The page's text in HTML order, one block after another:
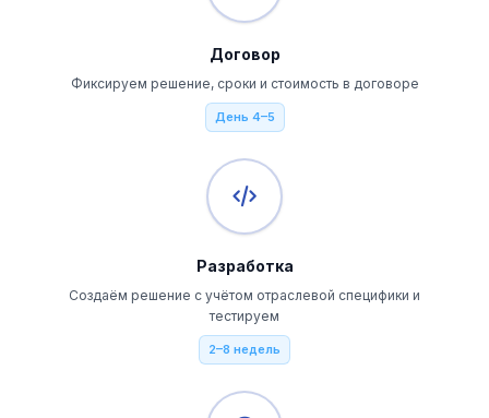
Договор
Фиксируем решение, сроки и стоимость в договоре
День 4–5
Разработка
Создаём решение с учётом отраслевой специфики и
тестируем
2–8 недель